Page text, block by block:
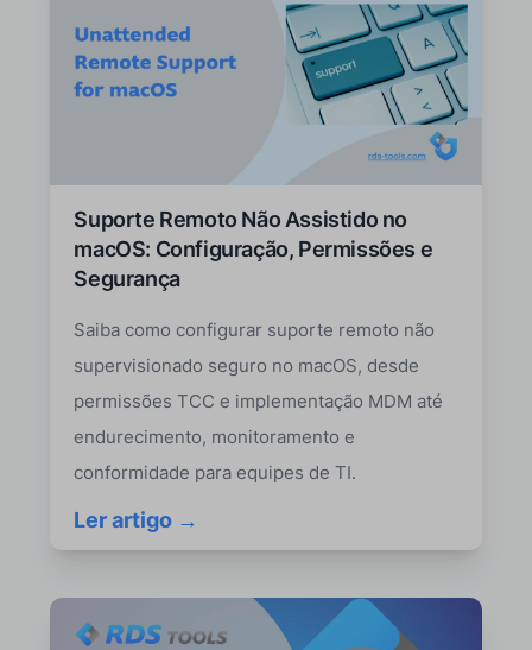
Suporte Remoto Não Assistido no
macOS: Configuração, Permissões e
Segurança
Saiba como configurar suporte remoto não
supervisionado seguro no macOS, desde
permissões TCC e implementação MDM até
endurecimento, monitoramento e
conformidade para equipes de TI.
Ler artigo →